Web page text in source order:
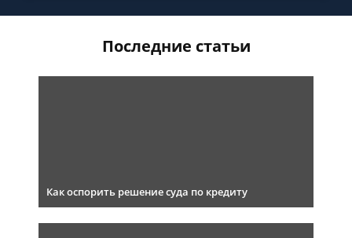
Последние статьи
Как оспорить решение суда по кредиту